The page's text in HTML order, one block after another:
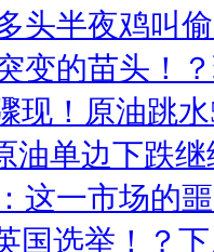
头半夜鸡叫
变的苗头！
现！原油跳
油单边下跌
这一市场的
国选举！？